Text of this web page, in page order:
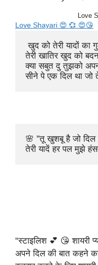
Love
Love Shayari 😍 💞 😍😘
खुद को तेरी यादों का
तेरी खातिर खुद को
क्या सबुत दु तुझको
सीने पे एक दिल था जो
🌸 "तू खुशबू है जो दिल
तेरी यादें हर पल मुझे
“स्टाइलिश 💕 😘 शायरी
अपने दिल की बात कहने